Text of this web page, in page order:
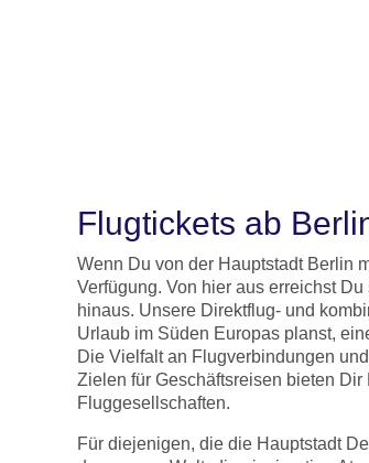
Flugtickets ab
Wenn Du von der Hauptstadt Berlin
Verfügung. Von hier aus erreichst
hinaus. Unsere Direktflug- und
Urlaub im Süden Europas planst,
Die Vielfalt an Flugverbindungen
Zielen für Geschäftsreisen bieten
Fluggesellschaften.
Für diejenigen, die die Hauptstadt